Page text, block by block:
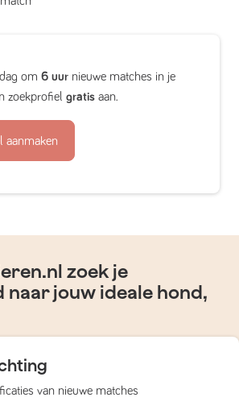
om 6 uur nieuwe matches in je
zoekprofiel gratis aan.
aanmaken
zoek je
jouw ideale hond,
van nieuwe matches